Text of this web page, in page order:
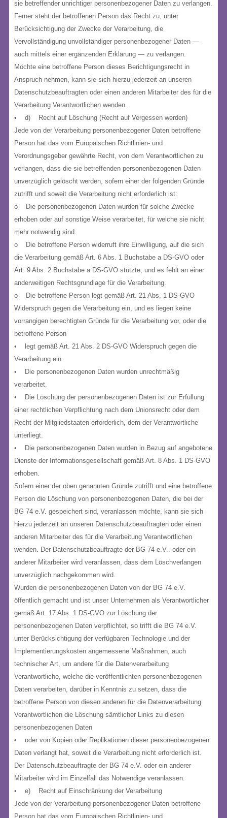
sie betreffender unrichtiger personenbezogener Daten zu verlangen.
Ferner steht der betroffenen Person das Recht zu, unter
Berücksichtigung der Zwecke der Verarbeitung, die
Vervollständigung unvollständiger personenbezogener Daten —
auch mittels einer ergänzenden Erklärung — zu verlangen.
Möchte eine betroffene Person dieses Berichtigungsrecht in
Anspruch nehmen, kann sie sich hierzu jederzeit an unseren
Datenschutzbeauftragten oder einen anderen Mitarbeiter des für die
Verarbeitung Verantwortlichen wenden.
• d) Recht auf Löschung (Recht auf Vergessen werden)
Jede von der Verarbeitung personenbezogener Daten betroffene
Person hat das vom Europäischen Richtlinien- und
Verordnungsgeber gewährte Recht, von dem Verantwortlichen zu
verlangen, dass die sie betreffenden personenbezogenen Daten
unverzüglich gelöscht werden, sofern einer der folgenden Gründe
zutrifft und soweit die Verarbeitung nicht erforderlich ist:
o Die personenbezogenen Daten wurden für solche Zwecke
erhoben oder auf sonstige Weise verarbeitet, für welche sie nicht
mehr notwendig sind.
o Die betroffene Person widerruft ihre Einwilligung, auf die sich
die Verarbeitung gemäß Art. 6 Abs. 1 Buchstabe a DS-GVO oder
Art. 9 Abs. 2 Buchstabe a DS-GVO stützte, und es fehlt an einer
anderweitigen Rechtsgrundlage für die Verarbeitung.
o Die betroffene Person legt gemäß Art. 21 Abs. 1 DS-GVO
Widerspruch gegen die Verarbeitung ein, und es liegen keine
vorrangigen berechtigten Gründe für die Verarbeitung vor, oder die
betroffene Person
• legt gemäß Art. 21 Abs. 2 DS-GVO Widerspruch gegen die
Verarbeitung ein.
• Die personenbezogenen Daten wurden unrechtmäßig
verarbeitet.
• Die Löschung der personenbezogenen Daten ist zur Erfüllung
einer rechtlichen Verpflichtung nach dem Unionsrecht oder dem
Recht der Mitgliedstaaten erforderlich, dem der Verantwortliche
unterliegt.
• Die personenbezogenen Daten wurden in Bezug auf angebotene
Dienste der Informationsgesellschaft gemäß Art. 8 Abs. 1 DS-GVO
erhoben.
Sofern einer der oben genannten Gründe zutrifft und eine betroffene
Person die Löschung von personenbezogenen Daten, die bei der
BG 74 e.V. gespeichert sind, veranlassen möchte, kann sie sich
hierzu jederzeit an unseren Datenschutzbeauftragten oder einen
anderen Mitarbeiter des für die Verarbeitung Verantwortlichen
wenden. Der Datenschutzbeauftragte der BG 74 e.V.. oder ein
anderer Mitarbeiter wird veranlassen, dass dem Löschverlangen
unverzüglich nachgekommen wird.
Wurden die personenbezogenen Daten von der BG 74 e.V.
öffentlich gemacht und ist unser Unternehmen als Verantwortlicher
gemäß Art. 17 Abs. 1 DS-GVO zur Löschung der
personenbezogenen Daten verpflichtet, so trifft die BG 74 e.V.
unter Berücksichtigung der verfügbaren Technologie und der
Implementierungskosten angemessene Maßnahmen, auch
technischer Art, um andere für die Datenverarbeitung
Verantwortliche, welche die veröffentlichten personenbezogenen
Daten verarbeiten, darüber in Kenntnis zu setzen, dass die
betroffene Person von diesen anderen für die Datenverarbeitung
Verantwortlichen die Löschung sämtlicher Links zu diesen
personenbezogenen Daten
• oder von Kopien oder Replikationen dieser personenbezogenen
Daten verlangt hat, soweit die Verarbeitung nicht erforderlich ist.
Der Datenschutzbeauftragte der BG 74 e.V. oder ein anderer
Mitarbeiter wird im Einzelfall das Notwendige veranlassen.
• e) Recht auf Einschränkung der Verarbeitung
Jede von der Verarbeitung personenbezogener Daten betroffene
Person hat das vom Europäischen Richtlinien- und